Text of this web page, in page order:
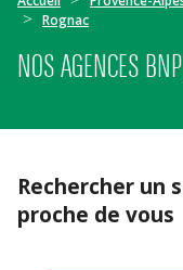
Rognac
NOS AGENCES
Rechercher un
proche de vous